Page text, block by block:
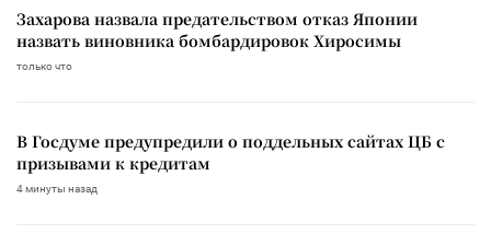
Захарова назвала предательством отказ Японии
назвать виновника бомбардировок Хиросимы
только что
В Госдуме предупредили о поддельных сайтах ЦБ с
призывами к кредитам
4 минуты назад